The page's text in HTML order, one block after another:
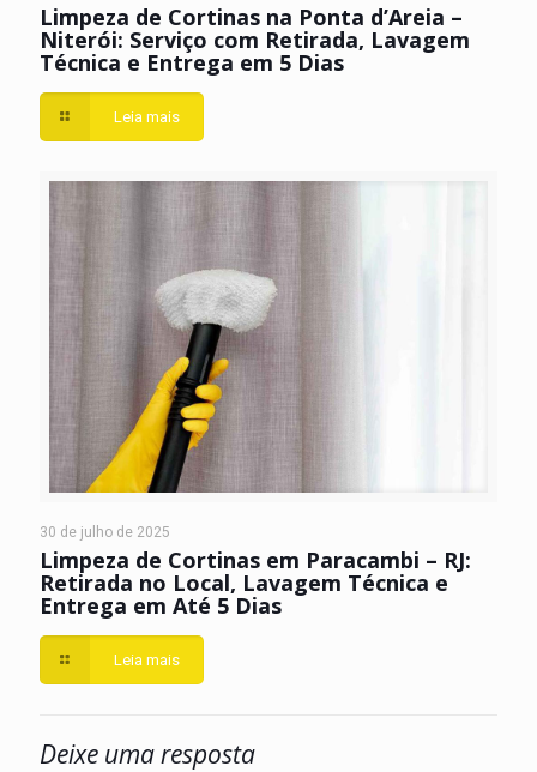
Limpeza de Cortinas na Ponta d’Areia –
Niterói: Serviço com Retirada, Lavagem
Técnica e Entrega em 5 Dias
Leia mais
30 de julho de 2025
Limpeza de Cortinas em Paracambi – RJ:
Retirada no Local, Lavagem Técnica e
Entrega em Até 5 Dias
Leia mais
Deixe uma resposta